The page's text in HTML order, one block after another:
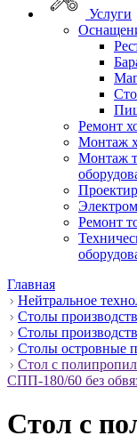
Услуги
Ремонт
Монтаж
Монтаж
Ремонт
Главная
Нейтральное
Столы
Столы
Столы островные
Стол с
СПП-180/60 без
Стол с